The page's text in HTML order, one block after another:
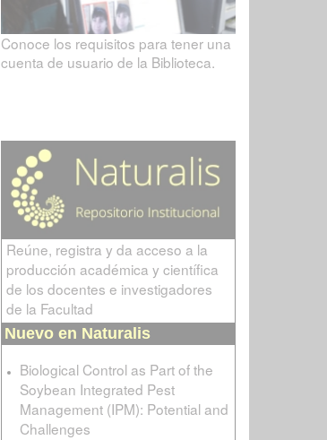
Conoce los requisitos para tener una
cuenta de usuario de la Biblioteca.
Reúne, registra y da acceso a la
producción académica y científica
de los docentes e investigadores
de la Facultad
Nuevo en Naturalis
Biological Control as Part of the
Soybean Integrated Pest
Management (IPM): Potential and
Challenges